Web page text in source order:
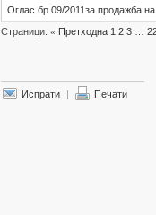
Оглас бр.09/2011за продажба
Страници: « Претходна 1 2 3
Испрати | Печати